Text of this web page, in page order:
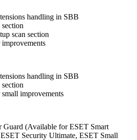
handling in SBB
scan section
handling in SBB
improvements
Guard (Available for ESET Smart
Security Ultimate, ESET Small